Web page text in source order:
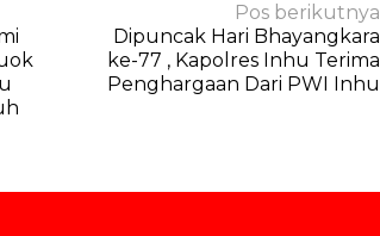
Pos berikutnya
Dipuncak Hari Bhayangkara
ke-77 , Kapolres Inhu Terima
Penghargaan Dari PWI Inhu